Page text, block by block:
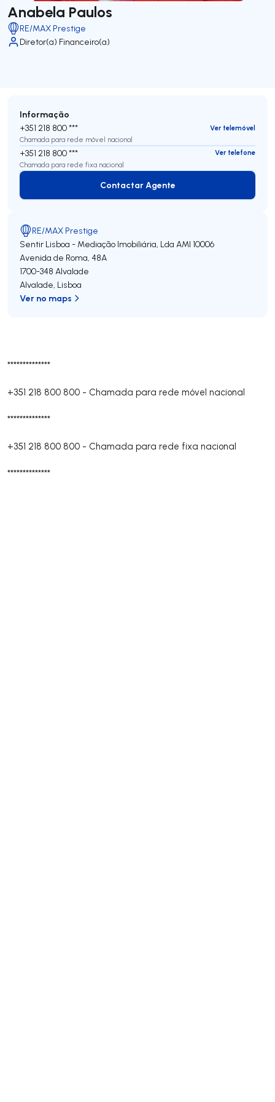
Anabela Paulos
RE/MAX Prestige
Diretor(a) Financeiro(a)
**************
+351 218 800 800 - Chamada para rede móvel nacional
**************
+351 218 800 800 - Chamada para rede fixa nacional
**************
Informação
+351 218 800 ***
Ver telemóvel
Chamada para rede móvel nacional
+351 218 800 ***
Ver telefone
Chamada para rede fixa nacional
Contactar Agente
Contactar Agente
RE/MAX Prestige
Sentir Lisboa - Mediação Imobiliária, Lda AMI 10006
Avenida de Roma, 48A
1700-348 Alvalade
Alvalade, Lisboa
Ver no maps